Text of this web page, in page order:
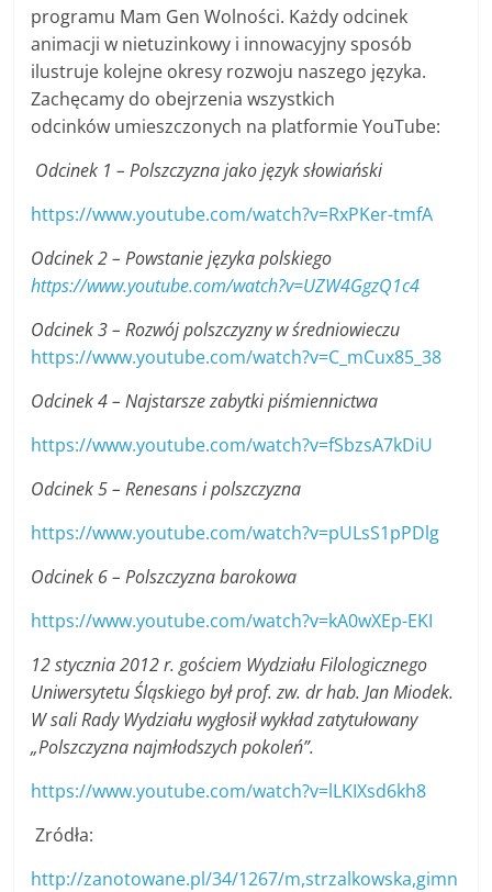
programu Mam Gen Wolności. Każdy odcinek
animacji w nietuzinkowy i innowacyjny sposób
ilustruje kolejne okresy rozwoju naszego języka.
Zachęcamy do obejrzenia wszystkich
odcinków umieszczonych na platformie YouTube:
Odcinek 1 – Polszczyzna jako język słowiański
https://www.youtube.com/watch?v=RxPKer-tmfA
Odcinek 2 – Powstanie języka polskiego
https://www.youtube.com/watch?v=UZW4GgzQ1c4
Odcinek 3 – Rozwój polszczyzny w średniowieczu
https://www.youtube.com/watch?v=C_mCux85_38
Odcinek 4 – Najstarsze zabytki piśmiennictwa
https://www.youtube.com/watch?v=fSbzsA7kDiU
Odcinek 5 – Renesans i polszczyzna
https://www.youtube.com/watch?v=pULsS1pPDlg
Odcinek 6 – Polszczyzna barokowa
https://www.youtube.com/watch?v=kA0wXEp-EKI
12 stycznia 2012 r. gościem Wydziału Filologicznego
Uniwersytetu Śląskiego był prof. zw. dr hab. Jan Miodek.
W sali Rady Wydziału wygłosił wykład zatytułowany
„Polszczyzna najmłodszych pokoleń”.
https://www.youtube.com/watch?v=lLKIXsd6kh8
Zródła:
http://zanotowane.pl/34/1267/m,strzalkowska,gimn